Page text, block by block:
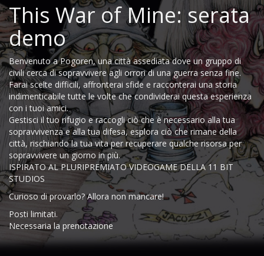
This War of Mine: serata
demo
Benvenuto a Pogoren, una città assediata dove un gruppo di
civili cerca di sopravvivere agli orrori di una guerra senza fine.
Farai scelte difficili, affronterai sfide e racconterai una storia
indimenticabile tutte le volte che condividerai questa esperienza
con i tuoi amici.
Gestisci il tuo rifugio e raccogli ciò che è necessario alla tua
sopravvivenza e alla tua difesa, esplora ciò che rimane della
città, rischiando la tua vita per recuperare qualche risorsa per
sopravvivere un giorno in più.
ISPIRATO AL PLURIPREMIATO VIDEOGAME DELLA 11 BIT
STUDIOS
Curioso di provarlo? Allora non mancare!
Posti limitati.
Necessaria la prenotazione